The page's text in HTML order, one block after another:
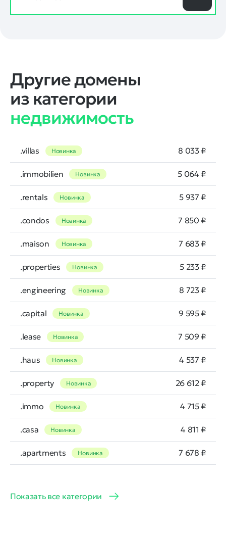
Другие домены
из категории
недвижимость
.villas Новинка 8 033 ₽
.immobilien Новинка 5 064 ₽
.rentals Новинка 5 937 ₽
.condos Новинка 7 850 ₽
.maison Новинка 7 683 ₽
.properties Новинка 5 233 ₽
.engineering Новинка 8 723 ₽
.capital Новинка 9 595 ₽
.lease Новинка 7 509 ₽
.haus Новинка 4 537 ₽
.property Новинка 26 612 ₽
.immo Новинка 4 715 ₽
.casa Новинка 4 811 ₽
.apartments Новинка 7 678 ₽
Показать все категории